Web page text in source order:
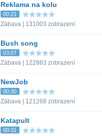
Reklama na kolu
00:21
Zábava | 131003 zobrazení
Bush song
03:07
Zábava | 122883 zobrazení
NewJob
00:30
Zábava | 121268 zobrazení
Katapult
00:31